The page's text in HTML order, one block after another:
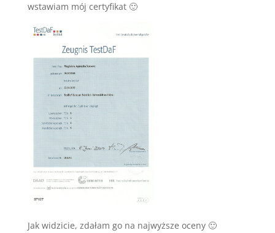
wstawiam mój certyfikat 🙂
Jak widzicie, zdałam go na najwyższe oceny 🙂